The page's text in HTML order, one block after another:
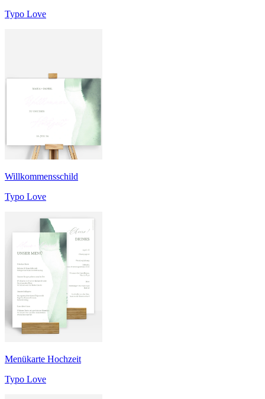
Typo Love
Willkommensschild
Typo Love
Menükarte Hochzeit
Typo Love